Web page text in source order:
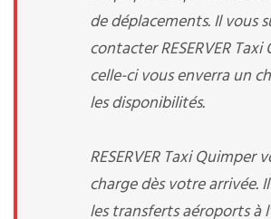
de déplacements. Il vous
contacter RESERVER
celle-ci vous enverra un
les disponibilités.
RESERVER Taxi Quimper
charge dès votre arrivée.
les transferts aéroports à